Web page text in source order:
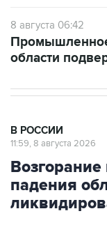
8 августа 06:42
области
В РОССИИ
11:59, 8 августа 2026
падения